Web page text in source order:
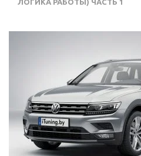
ЛОГИКА РАБОТЫ) ЧАСТЬ 1